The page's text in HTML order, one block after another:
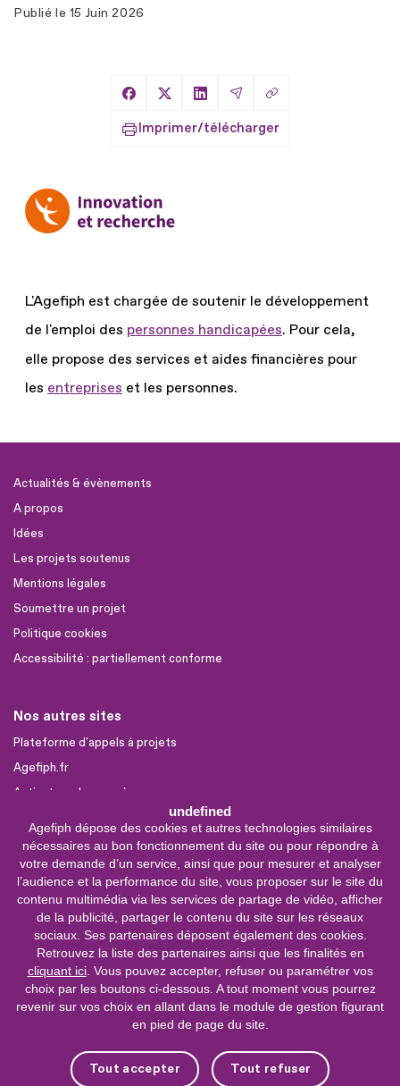
undefined
Agefiph dépose des cookies et autres technologies similaires
nécessaires au bon fonctionnement du site ou pour répondre à
votre demande d’un service, ainsi que pour mesurer et analyser
l’audience et la performance du site, vous proposer sur le site du
contenu multimédia via les services de partage de vidéo, afficher
de la publicité, partager le contenu du site sur les réseaux
sociaux. Ses partenaires déposent également des cookies.
Retrouvez la liste des partenaires ainsi que les finalités en
cliquant ici. Vous pouvez accepter, refuser ou paramétrer vos
choix par les boutons ci-dessous. A tout moment vous pourrez
revenir sur vos choix en allant dans le module de gestion figurant
en pied de page du site.
Tout accepter Tout refuser
Publié le 15 Juin 2026
Partager sur Facebook
Partager sur X
Partager sur LinkedIn
Partager par Email
Copier le lien
Imprimer/télécharger
L'Agefiph est chargée de soutenir le développement
de l'emploi des personnes handicapées. Pour cela,
elle propose des services et aides financières pour
les entreprises et les personnes.
Actualités & évènements
A propos
Idées
Les projets soutenus
Mentions légales
Soumettre un projet
Politique cookies
Accessibilité : partiellement conforme
Nos autres sites
Plateforme d'appels à projets
Agefiph.fr
Activateur de progrès
Sites partenaires
FIRAH
CNSA
FIPHFP
Mon parcours
Handicap
INCa
0 800 11 10 09
Service &
appel gratuits
De 9h à 18h.
Nous contacter